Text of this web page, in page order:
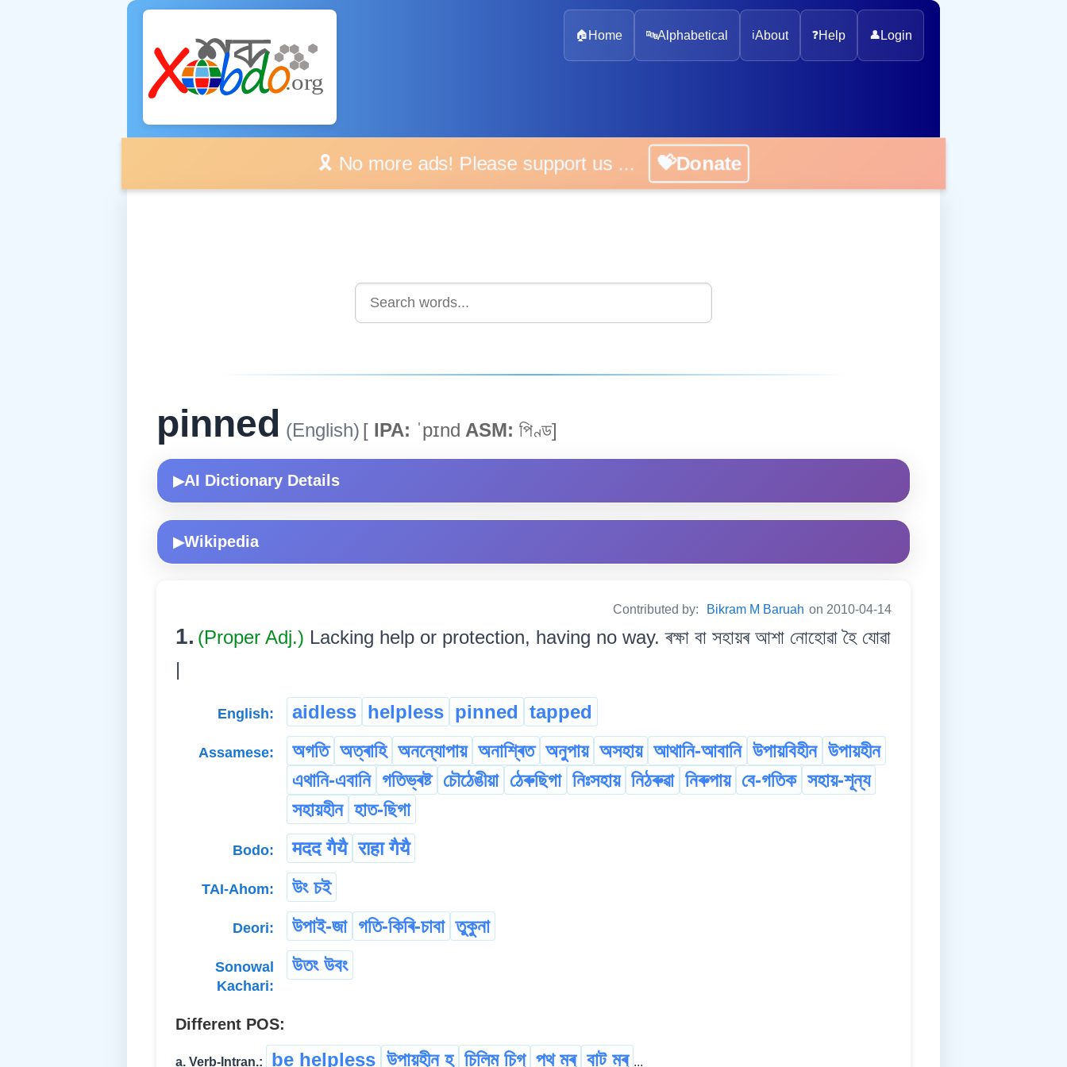
🏠 Home 🔤Alphabetical ℹ️About ❓Help 👤 Login
🎗️ No more ads! Please support us ... 💝Donate
pinned (English) [ IPA: ˈpɪnd ASM: পিণ্ড]
▶AI Dictionary Details
▶Wikipedia
Contributed by: Bikram M Baruah on 2010-04-14
1. (Proper Adj.) Lacking help or protection, having no way. ৰক্ষা বা সহায়ৰ আশা নোহোৱা হৈ যোৱা
|
English: aidless helpless pinned tapped
Assamese: অগতি অত্ৰাহি অনন্যোপায় অনাশ্ৰিত অনুপায় অসহায় আথানি-আবানি উপায়বিহীন উপায়হীন
এথানি-এবানি গতিভ্ৰষ্ট চৌঠেঙীয়া ঠেৰুছিগা নিঃসহায় নিঠৰুৱা নিৰুপায় বে-গতিক সহায়-শূন্য
সহায়হীন হাত-ছিগা
Bodo: मदद गैयै राहा गैयै
TAI-Ahom: উং চই
Deori: উপাই-জা গতি-কিৰি-চাবা তুকুনা
Sonowal
Kachari:
উতং উবং
Different POS:
a. Verb-Intran.: be helpless উপায়হীন হ চিলিম চিগ্‌ পথ মৰ্ বাট মৰ্ ...